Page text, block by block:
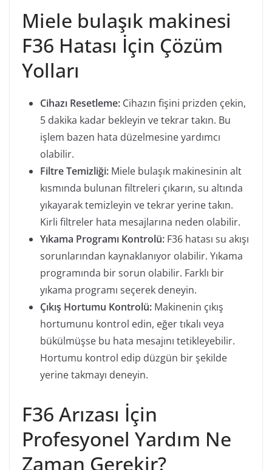
Miele bulaşık makinesi
F36 Hatası İçin Çözüm
Yolları
Cihazı Resetleme: Cihazın fişini prizden çekin,
5 dakika kadar bekleyin ve tekrar takın. Bu
işlem bazen hata düzelmesine yardımcı
olabilir.
Filtre Temizliği: Miele bulaşık makinesinin alt
kısmında bulunan filtreleri çıkarın, su altında
yıkayarak temizleyin ve tekrar yerine takın.
Kirli filtreler hata mesajlarına neden olabilir.
Yıkama Programı Kontrolü: F36 hatası su akışı
sorunlarından kaynaklanıyor olabilir. Yıkama
programında bir sorun olabilir. Farklı bir
yıkama programı seçerek deneyin.
Çıkış Hortumu Kontrolü: Makinenin çıkış
hortumunu kontrol edin, eğer tıkalı veya
bükülmüşse bu hata mesajını tetikleyebilir.
Hortumu kontrol edip düzgün bir şekilde
yerine takmayı deneyin.
F36 Arızası İçin
Profesyonel Yardım Ne
Zaman Gerekir?